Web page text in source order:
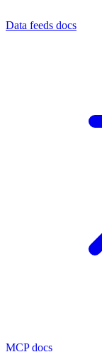
Data feeds docs
MCP docs